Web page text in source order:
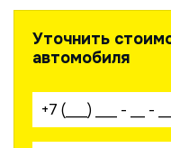
Уточнить
автомобиля
Ваш телефон: